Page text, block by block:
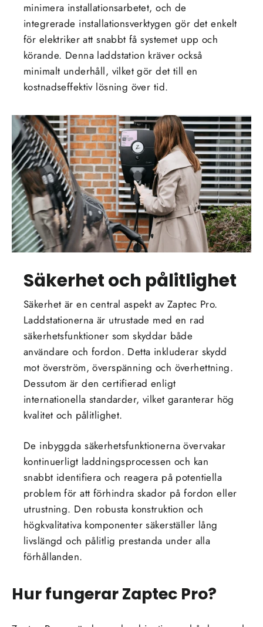
minimera installationsarbetet, och de
integrerade installationsverktygen gör det enkelt
för elektriker att snabbt få systemet upp och
körande. Denna laddstation kräver också
minimalt underhåll, vilket gör det till en
kostnadseffektiv lösning över tid.
Säkerhet och pålitlighet
Säkerhet är en central aspekt av Zaptec Pro.
Laddstationerna är utrustade med en rad
säkerhetsfunktioner som skyddar både
användare och fordon. Detta inkluderar skydd
mot överström, överspänning och överhettning.
Dessutom är den certifierad enligt
internationella standarder, vilket garanterar hög
kvalitet och pålitlighet.
De inbyggda säkerhetsfunktionerna övervakar
kontinuerligt laddningsprocessen och kan
snabbt identifiera och reagera på potentiella
problem för att förhindra skador på fordon eller
utrustning. Den robusta konstruktion och
högkvalitativa komponenter säkerställer lång
livslängd och pålitlig prestanda under alla
förhållanden.
Hur fungerar Zaptec Pro?